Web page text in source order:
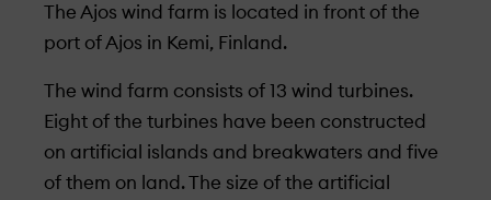
The Ajos wind farm is located in front of the
port of Ajos in Kemi, Finland.
The wind farm consists of 13 wind turbines.
Eight of the turbines have been constructed
on artificial islands and breakwaters and five
of them on land. The size of the artificial